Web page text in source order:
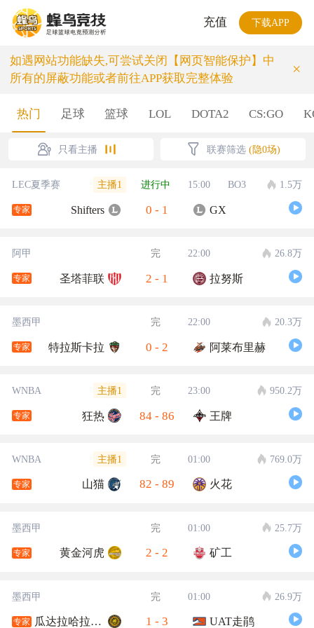
充值 下载APP
如遇网站功能缺失,可尝试关闭【网页智能保护】中
所有的屏蔽功能或者前往APP获取完整体验
×
热门 足球 篮球 LOL DOTA2 CS:GO
只看主播 联赛筛选 (隐0场)
LEC夏季赛 主播1 进行中 15:00 BO3 1.5万
专家 Shifters 0 - 1 GX
阿甲 完 22:00 26.8万
专家 圣塔菲联 2 - 1 拉努斯
墨西甲 完 22:00 20.3万
专家 特拉斯卡拉 0 - 2 阿莱布里赫
WNBA 主播1 完 23:00 950.2万
专家 狂热 84 - 86 王牌
WNBA 主播1 完 01:00 769.0万
专家 山猫 82 - 89 火花
墨西甲 完 01:00 25.7万
专家 黄金河虎 2 - 2 矿工
墨西甲 完 01:00 26.9万
专家 瓜达拉哈拉大学 1 - 3 UAT走鹃